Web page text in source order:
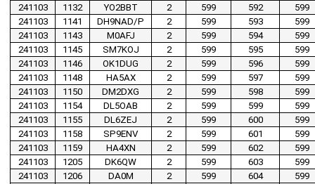
241103
1132 YO2BBT 2 599 592
599
241103
1141 DH9NAD/P 2 599 593
599
241103
1143 M0AFJ 2 599 594
599
241103
1145 SM7KOJ 2 599 595
599
241103
1146 OK1DUG 2 599 596
599
241103
1148 HA5AX 2 599 597
599
241103
1150 DM2DXG 2 599 598
599
241103
1154 DL5OAB 2 599 599
599
241103
1155 DL6ZEJ 2 599 600
599
241103
1158 SP9ENV 2 599 601
599
241103
1159 HA4XN 2 599 602
599
241103
1205 DK6QW 2 599 603
599
241103
1206 DA0M 2 599 604
599